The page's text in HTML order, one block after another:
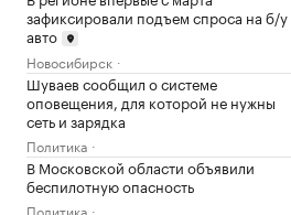
зафиксировали подъем спроса на б/у
авто
Новосибирск
Шуваев сообщил о системе
оповещения, для которой не нужны
сеть и зарядка
Политика
В Московской области объявили
беспилотную опасность
Политика